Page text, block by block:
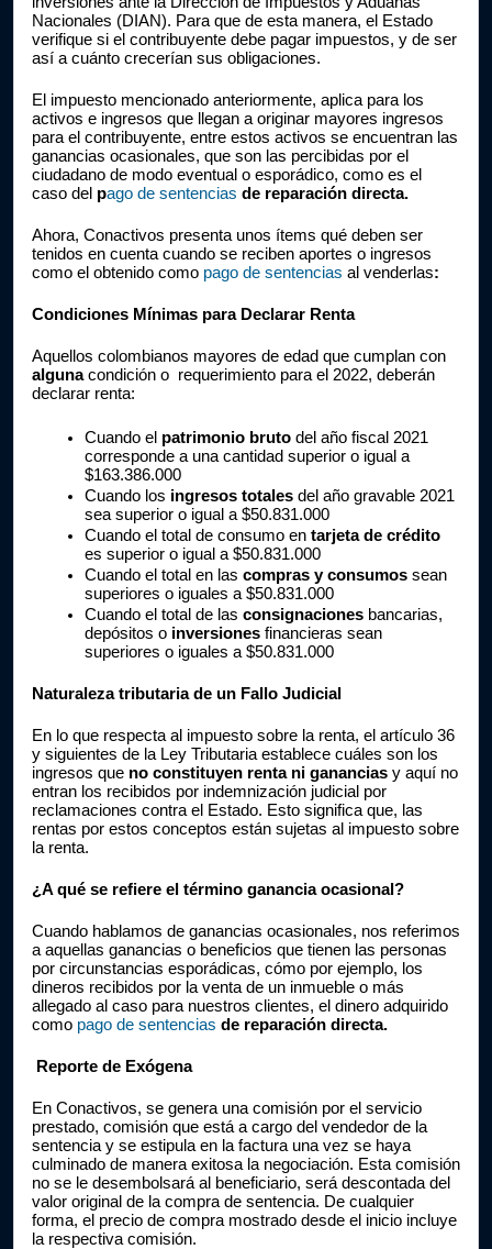
Nacionales (DIAN). Para que de esta manera, el Estado
verifique si el contribuyente debe pagar impuestos, y de ser
así a cuánto crecerían sus obligaciones.
El impuesto mencionado anteriormente, aplica para los
activos e ingresos que llegan a originar mayores ingresos
para el contribuyente, entre estos activos se encuentran las
ganancias ocasionales, que son las percibidas por el
ciudadano de modo eventual o esporádico, como es el
caso del pago de sentencias de reparación directa.
Ahora, Conactivos presenta unos ítems qué deben ser
tenidos en cuenta cuando se reciben aportes o ingresos
como el obtenido como pago de sentencias al venderlas:
Condiciones Mínimas para Declarar Renta
alguna condición o requerimiento para el 2022, deberán
declarar renta:
Cuando el patrimonio bruto del año fiscal 2021
corresponde a una cantidad superior o igual a
$163.386.000
Cuando los ingresos totales del año gravable 2021
sea superior o igual a $50.831.000
Cuando el total de consumo en
es superior o igual a $50.831.000
Cuando el total en las compras y consumos sean
superiores o iguales a $50.831.000
Cuando el total de las consignaciones bancarias,
depósitos o inversiones financieras sean
superiores o iguales a $50.831.000
Naturaleza tributaria de un Fallo Judicial
En lo que respecta al impuesto sobre la renta, el artículo 36
y siguientes de la Ley Tributaria establece cuáles son los
ingresos que no constituyen renta ni ganancias y aquí no
entran los recibidos por indemnización judicial por
reclamaciones contra el Estado. Esto significa que, las
rentas por estos conceptos están sujetas al impuesto sobre
la renta.
¿A qué se refiere el término ganancia ocasional?
Cuando hablamos de ganancias ocasionales, nos referimos
a aquellas ganancias o beneficios que tienen las personas
por circunstancias esporádicas, cómo por ejemplo, los
dineros recibidos por la venta de un inmueble o más
allegado al caso para nuestros clientes, el dinero adquirido
como pago de sentencias de reparación directa.
Reporte de Exógena
En Conactivos, se genera una comisión por el servicio
prestado, comisión que está a cargo del vendedor de la
sentencia y se estipula en la factura una vez se haya
culminado de manera exitosa la negociación. Esta comisión
no se le desembolsará al beneficiario, será descontada del
valor original de la compra de sentencia. De cualquier
forma, el precio de compra mostrado desde el inicio incluye
la respectiva comisión.